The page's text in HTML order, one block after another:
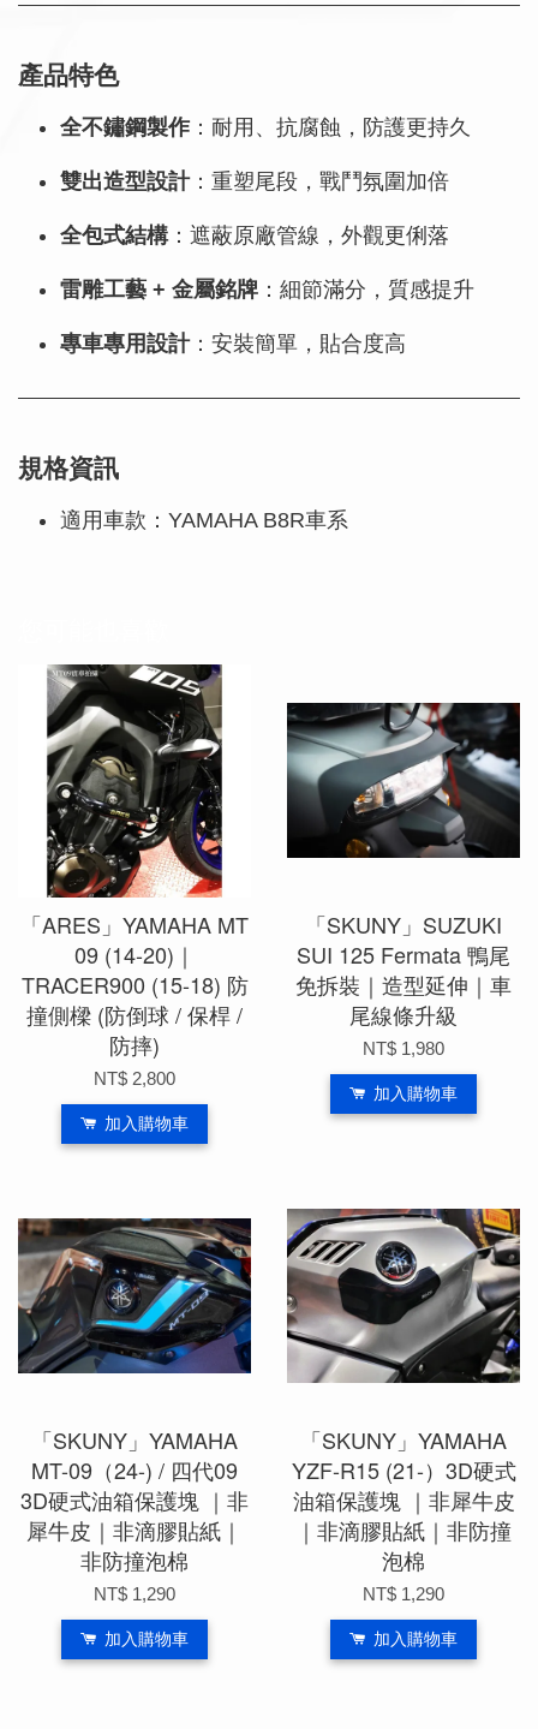
產品特色
全不鏽鋼製作：耐用、抗腐蝕，防護更持久
雙出造型設計：重塑尾段，戰鬥氛圍加倍
全包式結構：遮蔽原廠管線，外觀更俐落
雷雕工藝 + 金屬銘牌 ：細節滿分，質感提升
專車專用設計：安裝簡單，貼合度高
規格資訊
適用車款：YAMAHA B8R車系
「ARES」YAMAHA MT
09 (14-20)｜
TRACER900 (15-18) 防
撞側樑 (防倒球 / 保桿 /
防摔)
NT$ 2,800
加入購物車
「SKUNY」SUZUKI
SUI 125 Fermata 鴨尾
免拆裝｜造型延伸｜車
尾線條升級
NT$ 1,980
加入購物車
「SKUNY」YAMAHA
MT-09（24-) / 四代09
3D硬式油箱保護塊 ｜非
犀牛皮｜非滴膠貼紙｜
非防撞泡棉
NT$ 1,290
加入購物車
「SKUNY」YAMAHA
YZF-R15 (21-）3D硬式
油箱保護塊 ｜非犀牛皮
｜非滴膠貼紙｜非防撞
泡棉
NT$ 1,290
加入購物車